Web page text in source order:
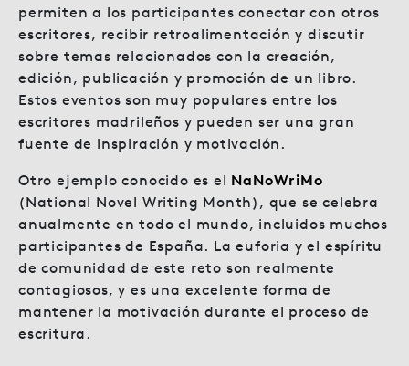
permiten a los participantes conectar con otros
escritores, recibir retroalimentación y discutir
sobre temas relacionados con la creación,
edición, publicación y promoción de un libro.
Estos eventos son muy populares entre los
escritores madrileños y pueden ser una gran
fuente de inspiración y motivación.
Otro ejemplo conocido es el NaNoWriMo
(National Novel Writing Month), que se celebra
anualmente en todo el mundo, incluidos muchos
participantes de España. La euforia y el espíritu
de comunidad de este reto son realmente
contagiosos, y es una excelente forma de
mantener la motivación durante el proceso de
escritura.